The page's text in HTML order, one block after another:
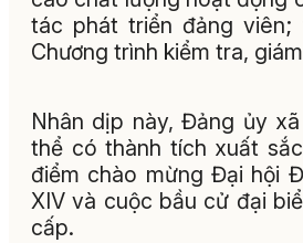
tác phát triển đảng viên;
Chương trình kiểm tra,
Nhân dịp này, Đảng ủy
thể có thành tích xuất
điểm chào mừng Đại hội
XIV và cuộc bầu cử đại
cấp.